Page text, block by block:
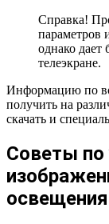
Справка!
параметров
однако дает
телеэкране.
Информацию по
получить на
скачать и
Советы по
освещения